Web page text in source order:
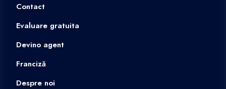
Contact
Evaluare gratuita
Devino agent
Franciză
Despre noi